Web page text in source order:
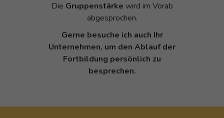
Die Gruppenstärke wird im Vorab
abgesprochen.
Gerne besuche ich auch Ihr
Unternehmen, um den Ablauf der
Fortbildung persönlich zu
besprechen.